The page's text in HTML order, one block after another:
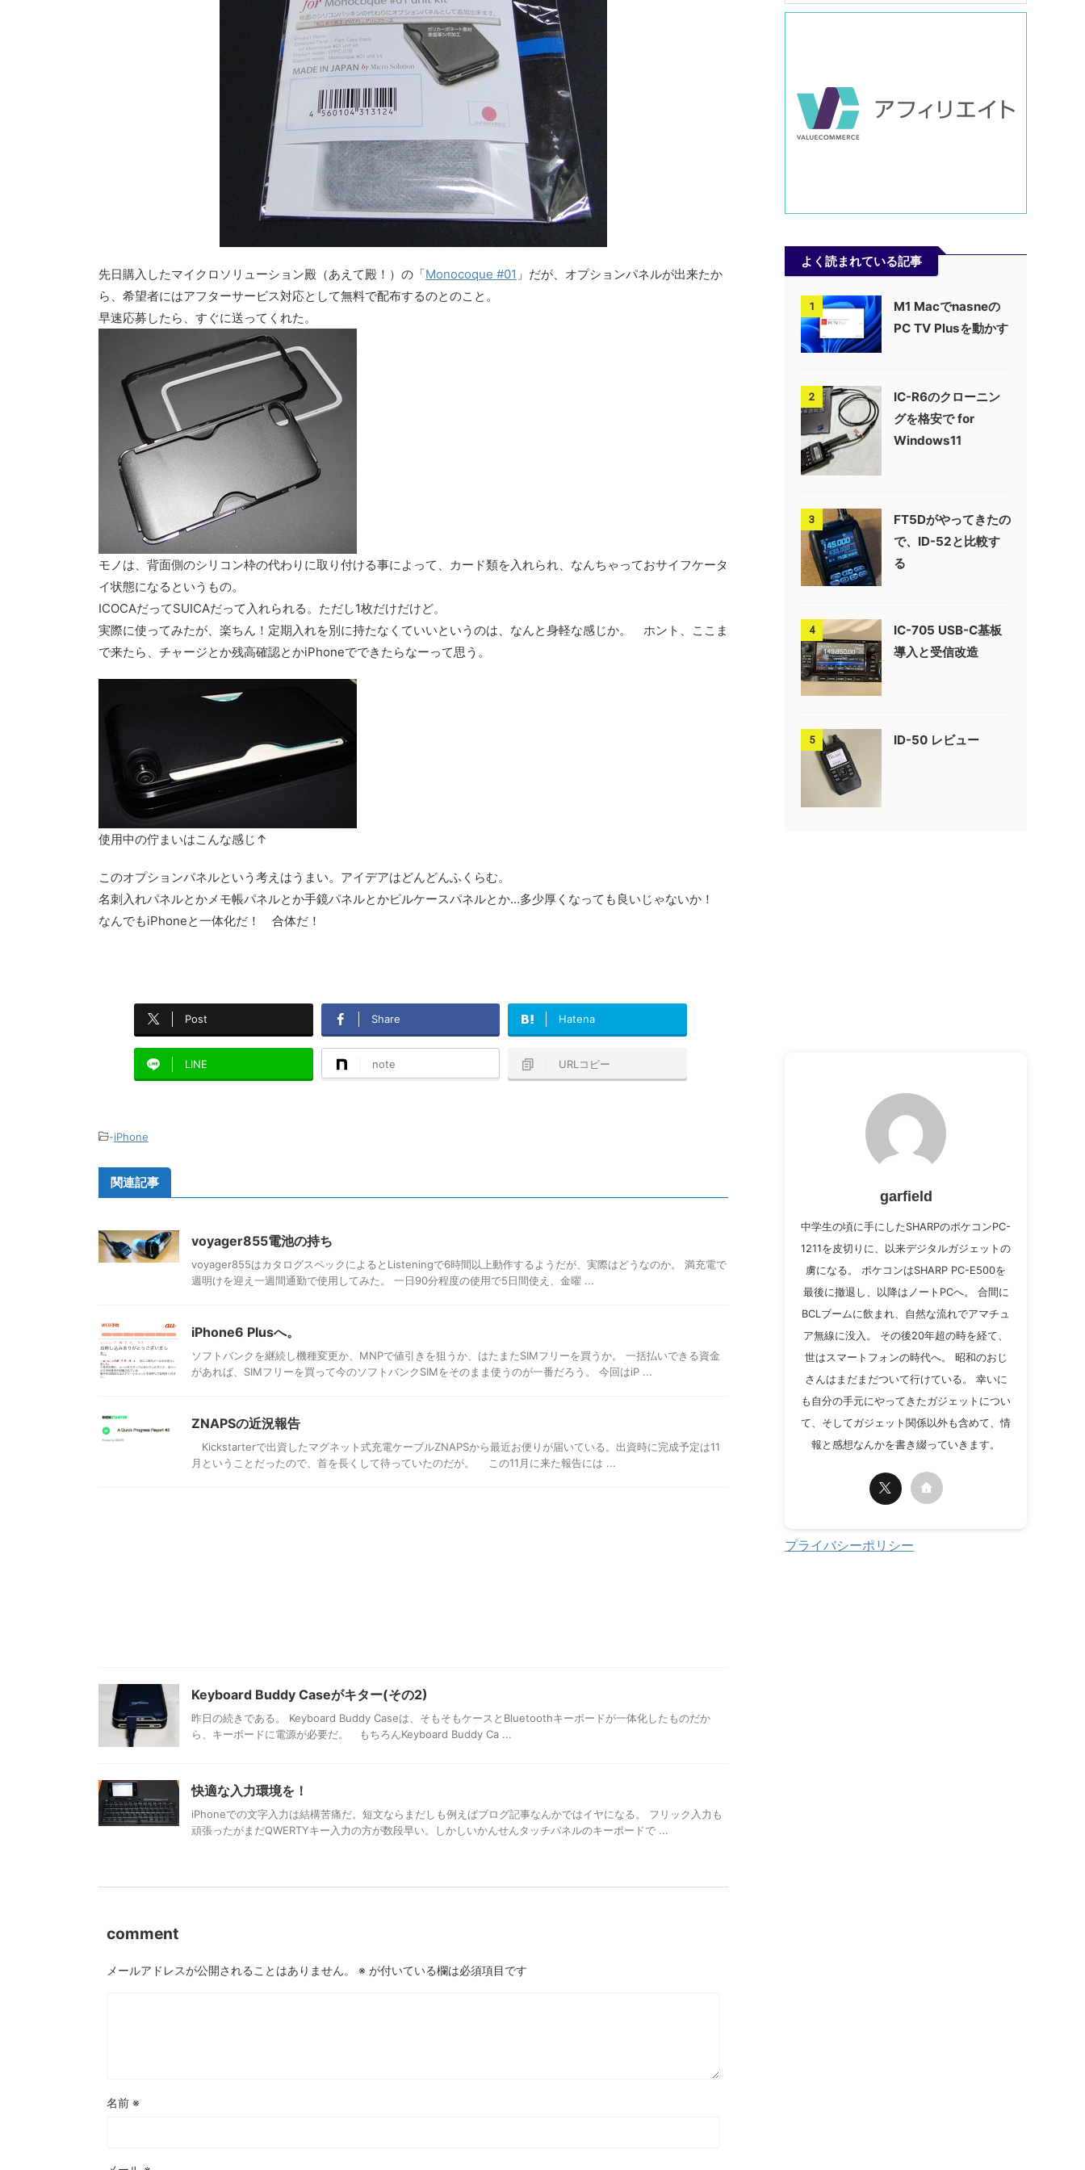
先日購入したマイクロソリューション殿（あえて殿！）の「Monocoque #01 」だが、オプションパネルが出来たか
ら、希望者にはアフターサービス対応として無料で配布するのとのこと。
早速応募したら、すぐに送ってくれた。
モノは、背面側のシリコン枠の代わりに取り付ける事によって、カード類を入れられ、なんちゃっておサイフケータ
イ状態になるというもの。
ICOCAだってSUICAだって入れられる。ただし1枚だけだけど。
実際に使ってみたが、楽ちん！定期入れを別に持たなくていいというのは、なんと身軽な感じか。 ホント、ここま
で来たら、チャージとか残高確認とかiPhoneでできたらなーって思う。
使用中の佇まいはこんな感じ↑
このオプションパネルという考えはうまい。アイデアはどんどんふくらむ。
名刺入れパネルとかメモ帳パネルとか手鏡パネルとかピルケースパネルとか…多少厚くなっても良いじゃないか！
なんでもiPhoneと一体化だ！ 合体だ！
Post Share Hatena
LINE note URLコピー
-iPhone
関連記事
voyager855電池の持ち
voyager855はカタログスペックによるとListeningで6時間以上動作するようだが、実際はどうなのか。 満充電で
週明けを迎え一週間通勤で使用してみた。 一日90分程度の使用で5日間使え、金曜 ...
iPhone6 Plusへ。
ソフトバンクを継続し機種変更か、MNPで値引きを狙うか、はたまたSIMフリーを買うか。 一括払いできる資金
があれば、SIMフリーを買って今のソフトバンクSIMをそのまま使うのが一番だろう。 今回はiP ...
ZNAPSの近況報告
Kickstarterで出資したマグネット式充電ケーブルZNAPSから最近お便りが届いている。出資時に完成予定は11
月ということだったので、首を長くして待っていたのだが。 この11月に来た報告には ...
Keyboard Buddy Caseがキター(その2)
昨日の続きである。 Keyboard Buddy Caseは、そもそもケースとBluetoothキーボードが一体化したものだか
ら、キーボードに電源が必要だ。 もちろんKeyboard Buddy Ca ...
快適な入力環境を！
iPhoneでの文字入力は結構苦痛だ。短文ならまだしも例えばブログ記事なんかではイヤになる。 フリック入力も
頑張ったがまだQWERTYキー入力の方が数段早い。しかしいかんせんタッチパネルのキーボードで ...
comment
メールアドレスが公開されることはありません。 ※ が付いている欄は必須項目です
名前 ※
よく読まれている記事
1
M1 Macでnasneの
PC TV Plusを動かす
2
IC-R6のクローニン
グを格安で for
Windows11
3
FT5Dがやってきたの
で、ID-52と比較す
る
4
IC-705 USB-C基板
導入と受信改造
5 ID-50 レビュー
garfield
中学生の頃に手にしたSHARPのポケコンPC-
1211を皮切りに、以来デジタルガジェットの
虜になる。 ポケコンはSHARP PC-E500を
最後に撤退し、以降はノートPCへ。 合間に
BCLブームに飲まれ、自然な流れでアマチュ
ア無線に没入。 その後20年超の時を経て、
世はスマートフォンの時代へ。 昭和のおじ
さんはまだまだついて行けている。 幸いに
も自分の手元にやってきたガジェットについ
て、そしてガジェット関係以外も含めて、情
報と感想なんかを書き綴っていきます。
プライバシーポリシー